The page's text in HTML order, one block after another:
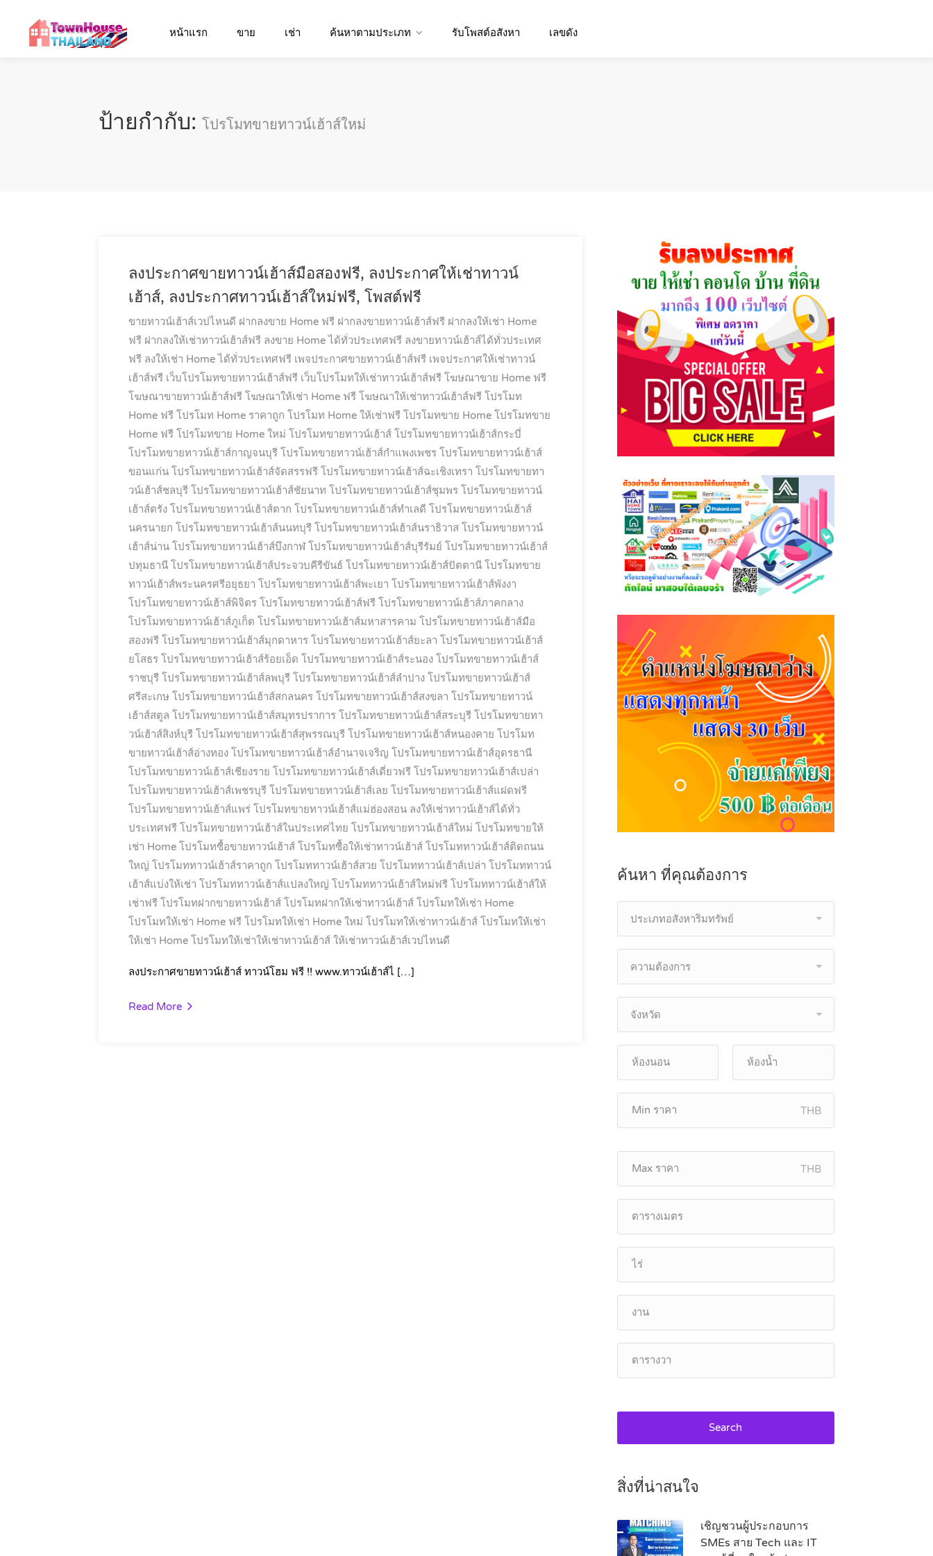
หน้าแรก ขาย เช่า ค้นหาตามประเภท รับโพสต์อสังหา เลขดัง
ป้ายกำกับ: โปรโมทขายทาวน์เฮ้าส์ใหม่
ลงประกาศขายทาวน์เฮ้าส์มือสองฟรี, ลงประกาศให้เช่าทาวน์
เฮ้าส์, ลงประกาศทาวน์เฮ้าส์ใหม่ฟรี, โพสต์ฟรี
ขายทาวน์เฮ้าส์เวปไหนดี ฝากลงขาย Home ฟรี ฝากลงขายทาวน์เฮ้าส์ฟรี ฝากลงให้เช่า Home
ฟรี ฝากลงให้เช่าทาวน์เฮ้าส์ฟรี ลงขาย Home ได้ทั่วประเทศฟรี ลงขายทาวน์เฮ้าส์ได้ทั่วประเทศ
ฟรี ลงให้เช่า Home ได้ทั่วประเทศฟรี เพจประกาศขายทาวน์เฮ้าส์ฟรี เพจประกาศให้เช่าทาวน์
เฮ้าส์ฟรี เว็บโปรโมทขายทาวน์เฮ้าส์ฟรี เว็บโปรโมทให้เช่าทาวน์เฮ้าส์ฟรี โฆษณาขาย Home ฟรี
โฆษณาขายทาวน์เฮ้าส์ฟรี โฆษณาให้เช่า Home ฟรี โฆษณาให้เช่าทาวน์เฮ้าส์ฟรี โปรโมท
Home ฟรี โปรโมท Home ราคาถูก โปรโมท Home ให้เช่าฟรี โปรโมทขาย Home โปรโมทขาย
Home ฟรี โปรโมทขาย Home ใหม่ โปรโมทขายทาวน์เฮ้าส์ โปรโมทขายทาวน์เฮ้าส์กระบี่
โปรโมทขายทาวน์เฮ้าส์กาญจนบุรี โปรโมทขายทาวน์เฮ้าส์กำแพงเพชร โปรโมทขายทาวน์เฮ้าส์
ขอนแก่น โปรโมทขายทาวน์เฮ้าส์จัดสรรฟรี โปรโมทขายทาวน์เฮ้าส์ฉะเชิงเทรา โปรโมทขายทา
วน์เฮ้าส์ชลบุรี โปรโมทขายทาวน์เฮ้าส์ชัยนาท โปรโมทขายทาวน์เฮ้าส์ชุมพร โปรโมทขายทาวน์
เฮ้าส์ตรัง โปรโมทขายทาวน์เฮ้าส์ตาก โปรโมทขายทาวน์เฮ้าส์ทำเลดี โปรโมทขายทาวน์เฮ้าส์
นครนายก โปรโมทขายทาวน์เฮ้าส์นนทบุรี โปรโมทขายทาวน์เฮ้าส์นราธิวาส โปรโมทขายทาวน์
เฮ้าส์น่าน โปรโมทขายทาวน์เฮ้าส์บึงกาฬ โปรโมทขายทาวน์เฮ้าส์บุรีรัมย์ โปรโมทขายทาวน์เฮ้าส์
ปทุมธานี โปรโมทขายทาวน์เฮ้าส์ประจวบคีรีขันธ์ โปรโมทขายทาวน์เฮ้าส์ปัตตานี โปรโมทขาย
ทาวน์เฮ้าส์พระนครศรีอยุธยา โปรโมทขายทาวน์เฮ้าส์พะเยา โปรโมทขายทาวน์เฮ้าส์พังงา
โปรโมทขายทาวน์เฮ้าส์พิจิตร โปรโมทขายทาวน์เฮ้าส์ฟรี โปรโมทขายทาวน์เฮ้าส์ภาคกลาง
โปรโมทขายทาวน์เฮ้าส์ภูเก็ต โปรโมทขายทาวน์เฮ้าส์มหาสารคาม โปรโมทขายทาวน์เฮ้าส์มือ
สองฟรี โปรโมทขายทาวน์เฮ้าส์มุกดาหาร โปรโมทขายทาวน์เฮ้าส์ยะลา โปรโมทขายทาวน์เฮ้าส์
ยโสธร โปรโมทขายทาวน์เฮ้าส์ร้อยเอ็ด โปรโมทขายทาวน์เฮ้าส์ระนอง โปรโมทขายทาวน์เฮ้าส์
ราชบุรี โปรโมทขายทาวน์เฮ้าส์ลพบุรี โปรโมทขายทาวน์เฮ้าส์ลำปาง โปรโมทขายทาวน์เฮ้าส์
ศรีสะเกษ โปรโมทขายทาวน์เฮ้าส์สกลนคร โปรโมทขายทาวน์เฮ้าส์สงขลา โปรโมทขายทาวน์
เฮ้าส์สตูล โปรโมทขายทาวน์เฮ้าส์สมุทรปราการ โปรโมทขายทาวน์เฮ้าส์สระบุรี โปรโมทขายทา
วน์เฮ้าส์สิงห์บุรี โปรโมทขายทาวน์เฮ้าส์สุพรรณบุรี โปรโมทขายทาวน์เฮ้าส์หนองคาย โปรโมท
ขายทาวน์เฮ้าส์อ่างทอง โปรโมทขายทาวน์เฮ้าส์อำนาจเจริญ โปรโมทขายทาวน์เฮ้าส์อุดรธานี
โปรโมทขายทาวน์เฮ้าส์เชียงราย โปรโมทขายทาวน์เฮ้าส์เดี่ยวฟรี โปรโมทขายทาวน์เฮ้าส์เปล่า
โปรโมทขายทาวน์เฮ้าส์เพชรบุรี โปรโมทขายทาวน์เฮ้าส์เลย โปรโมทขายทาวน์เฮ้าส์แฝดฟรี
โปรโมทขายทาวน์เฮ้าส์แพร่ โปรโมทขายทาวน์เฮ้าส์แม่ฮ่องสอน ลงให้เช่าทาวน์เฮ้าส์ได้ทั่ว
ประเทศฟรี โปรโมทขายทาวน์เฮ้าส์ในประเทศไทย โปรโมทขายทาวน์เฮ้าส์ใหม่ โปรโมทขายให้
เช่า Home โปรโมทซื้อขายทาวน์เฮ้าส์ โปรโมทซื้อให้เช่าทาวน์เฮ้าส์ โปรโมททาวน์เฮ้าส์ติดถนน
ใหญ่ โปรโมททาวน์เฮ้าส์ราคาถูก โปรโมททาวน์เฮ้าส์สวย โปรโมททาวน์เฮ้าส์เปล่า โปรโมททาวน์
เฮ้าส์แบ่งให้เช่า โปรโมททาวน์เฮ้าส์แปลงใหญ่ โปรโมททาวน์เฮ้าส์ใหม่ฟรี โปรโมททาวน์เฮ้าส์ให้
เช่าฟรี โปรโมทฝากขายทาวน์เฮ้าส์ โปรโมทฝากให้เช่าทาวน์เฮ้าส์ โปรโมทให้เช่า Home
โปรโมทให้เช่า Home ฟรี โปรโมทให้เช่า Home ใหม่ โปรโมทให้เช่าทาวน์เฮ้าส์ โปรโมทให้เช่า
ให้เช่า Home โปรโมทให้เช่าให้เช่าทาวน์เฮ้าส์ ให้เช่าทาวน์เฮ้าส์เวปไหนดี
ลงประกาศขายทาวน์เฮ้าส์ ทาวน์โฮม ฟรี !! www.ทาวน์เฮ้าส์ไ […]
Read More
ค้นหา ที่คุณต้องการ
ประเภทอสังหาริมทรัพย์
ความต้องการ
จังหวัด
THB
THB
Search
สิ่งที่น่าสนใจ
เชิญชวนผู้ประกอบการ
SMEs สาย Tech และ IT